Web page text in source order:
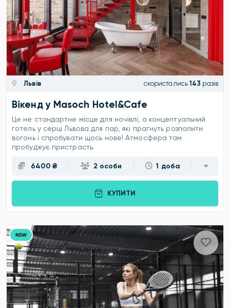
Львів скористались 143 разів
Вікенд у Masoch Hotel&Cafe
Це не стандартне місце для ночівлі, а концептуальний
готель у серці Львова для пар, які прагнуть розпалити
вогонь і спробувати щось нове! Атмосфера там
пробуджує пристрасть.
6400 ₴ 2 особи 1 доба
КУПИТИ
NEW